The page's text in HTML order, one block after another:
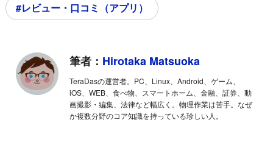
#レビュー・口コミ（アプリ）
筆者： Hirotaka Matsuoka
TeraDasの運営者。PC、Linux、Android、ゲーム、
iOS、WEB、食べ物、スマートホーム、金融、証券、動
画撮影・編集、法律など幅広く。物理作業は苦手。なぜ
か複数分野のコア知識を持っている珍しい人。